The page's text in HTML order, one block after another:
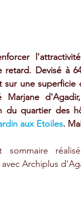
retard. Devisé à
sur une
Marjane
du quartier des
aux Etoiles.
sommaire
Archiplus